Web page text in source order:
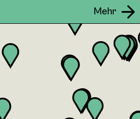
Mehr